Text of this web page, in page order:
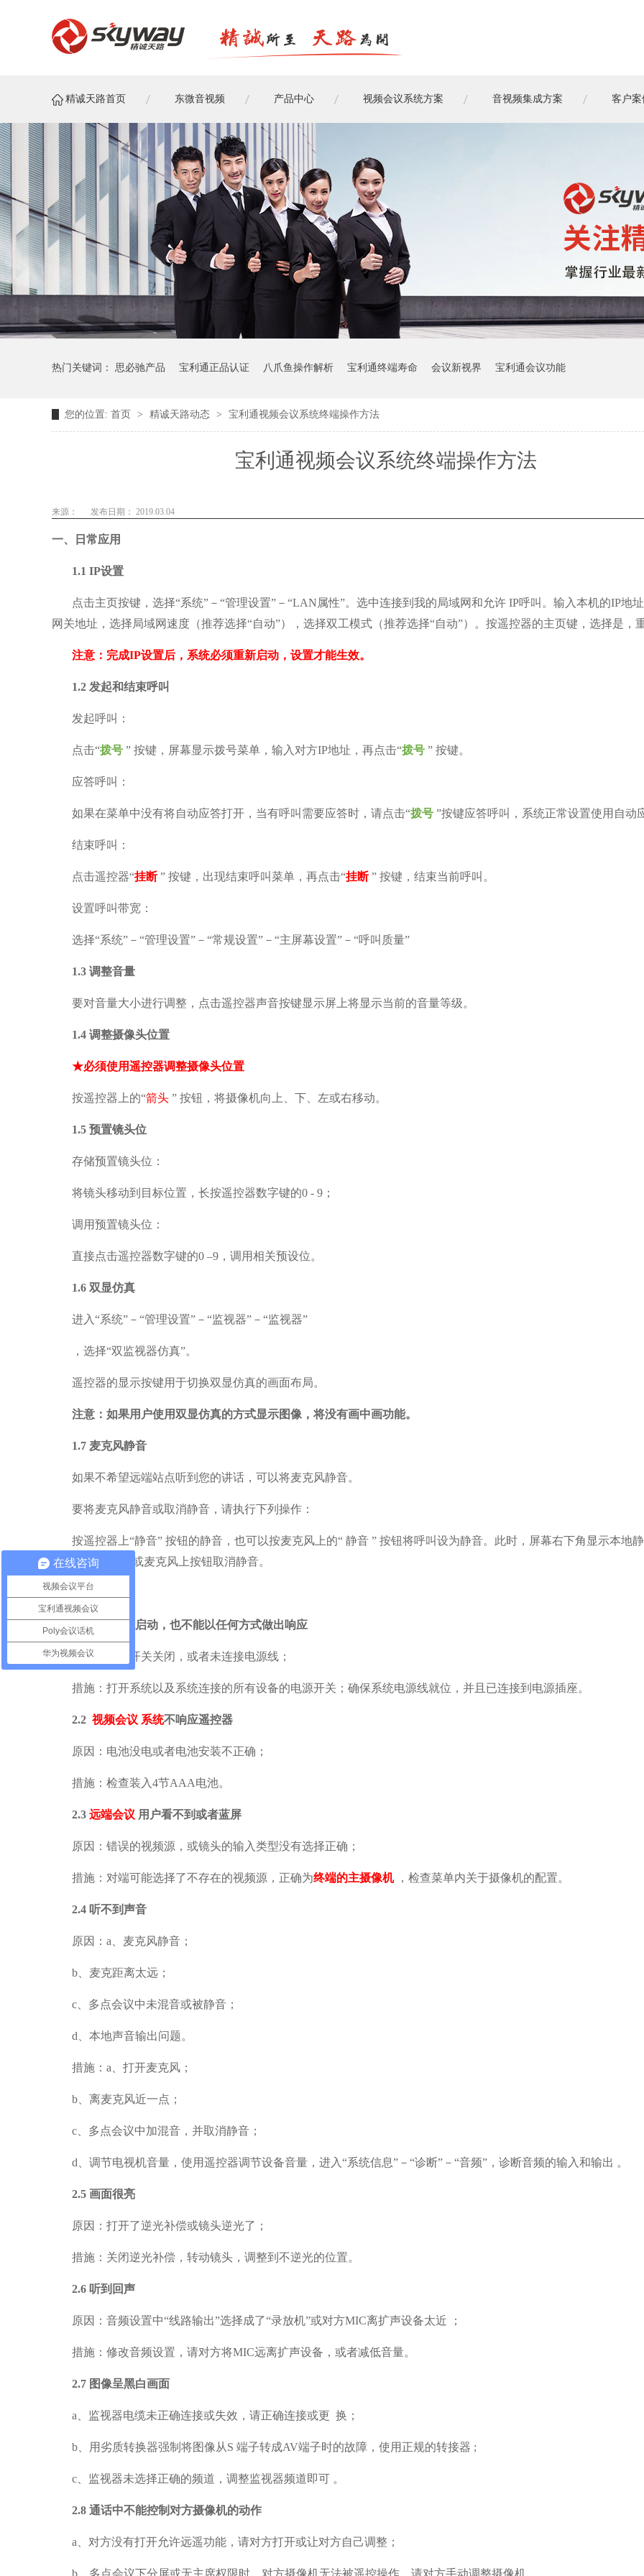
精诚天路首页 东微音视频 产品中心 视频会议系统方案 音视频集成方案 客户案
热门关键词： 思必驰产品 宝利通正品认证 八爪鱼操作解析 宝利通终端寿命 会议新视界 宝利通会议功能
您的位置: 首页 > 精诚天路动态 > 宝利通视频会议系统终端操作方法
宝利通视频会议系统终端操作方法
来源： 发布日期： 2019.03.04
一、 日常应用
1.1 IP设置
点击主页按键，选择“系统”－“管理设置”－“LAN属性”。选中连接到我的局域网和允许 IP呼叫。输入本机的IP地
网关地址，选择局域网速度（推荐选择“自动”），选择双工模式（推荐选择“自动”）。按遥控器的主页键，选择是，
注意：完成IP设置后，系统必须重新启动，设置才能生效。
1.2 发起和结束呼叫
发起呼叫：
点击“拨号 ” 按键，屏幕显示拨号菜单，输入对方IP地址，再点击“拨号 ” 按键。
应答呼叫 ：
如果在菜单中没有将自动应答打开，当有呼叫需要应答时，请点击“拨号 ”按键应答呼叫，系统正常设置使用自动
结束呼叫 ：
点击遥控器“挂断 ” 按键，出现结束呼叫菜单，再点击“挂断 ” 按键，结束当前呼叫。
设置呼叫带宽 ：
选择“系统”－“管理设置”－“常规设置”－“主屏幕设置”－“呼叫质量”
1.3 调整音量
要对音量大小进行调整，点击遥控器声音按键显示屏上将显示当前的音量等级。
1.4 调整摄像头位置
★必须使用遥控器调整摄像头位置
按遥控器上的“箭头 ” 按钮，将摄像机向上、下、左或右移动。
1.5 预置镜头位
存储预置镜头位 ：
将镜头移动到目标位置，长按遥控器数字键的0 - 9 ；
调用预置镜头位 ：
直接点击遥控器数字键的0 –9 ，调用相关预设位。
1.6 双显仿真
进入“系统”－“管理设置”－“监视器”－“监视器”
，选择“双监视器仿真”。
遥控器的显示按键用于切换双显仿真的画面布局。
注意：如果用户使用双显仿真的方式显示图像，将没有画中画功能。
1.7 麦克风静音
如果不希望远端站点听到您的讲话，可以将麦克风静音。
要将麦克风静音或取消静音，请执行下列操作：
按遥控器上“静音” 按钮的静音，也可以按麦克风上的“ 静音 ” 按钮将呼叫设为静音。此时，屏幕右下角显示本地
遥控器的静音键或麦克风上按钮取消静音。
二、常见问题
2.1系统不能启动，也不能以任何方式做出响应
原因：电源开关关闭，或者未连接电源线 ；
措施：打开系统以及系统连接的所有设备的电源开关；确保系统电源线就位，并且已连接到电源插座。
2.2 视频会议 系统不响应遥控器
原因：电池没电或者电池安装不正确；
措施：检查装入4节AAA电池。
2.3 远端会议 用户看不到或者蓝屏
原因：错误的视频源，或镜头的输入类型没有选择正确 ；
措施：对端可能选择了不存在的视频源，正确为终端的主摄像机 ，检查菜单内关于摄像机的配置。
2.4 听不到声音
原因： a 、麦克风静音；
b 、麦克距离太远；
c 、多点会议中未混音或被静音；
d 、本地声音输出问题。
措施： a 、打开麦克风；
b 、离麦克风近一点；
c 、多点会议中加混音，并取消静音；
d 、调节电视机音量，使用遥控器调节设备音量，进入“系统信息”－“诊断”－“音频”，诊断音频的输入和输出 。
2.5 画面很亮
原因：打开了逆光补偿或镜头逆光了 ；
措施：关闭逆光补偿，转动镜头，调整到不逆光的位置。
2.6 听到回声
原因：音频设置中“线路输出”选择成了“录放机”或对方MIC离扩声设备太近 ；
措施：修改音频设置，请对方将MIC远离扩声设备，或者减低音量。
2.7 图像呈黑白画面
a 监视器电缆未正确连接或失效，请正确连接或更 换；
b 用劣质转换器强制将图像从S 端子转成AV端子时的故障，使用正规的转接器 ;
c 监视器未选择正确的频道，调整监视器频道即可 。
2.8 通话中不能控制对方摄像机的动作
a 对方没有打开允许远遥功能，请对方打开或让对方自己调整；
b 多点会议下分屏或无主席权限时，对方摄像机无法被遥控操作，请对方手动调整摄像机。
在线咨询
视频会议平台
宝利通视频会议
Poly会议话机
华为视频会议